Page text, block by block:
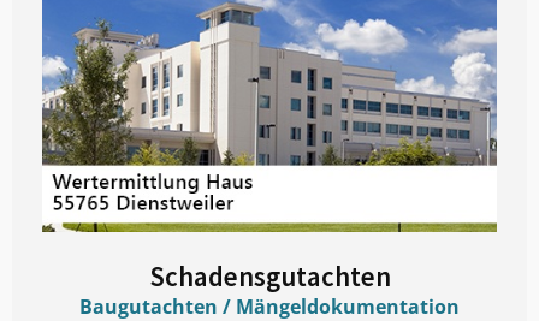
Schadensgutachten
Baugutachten / Mängeldokumentation